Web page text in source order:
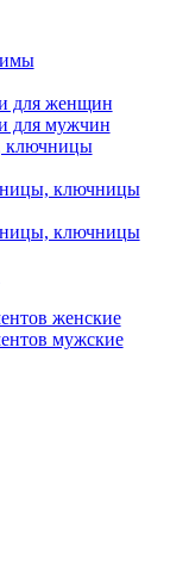
для женщин
для мужчин
ключницы
ключницы
ключницы
женские
мужские